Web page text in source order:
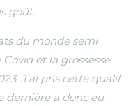
goût.
du monde semi
et la grossesse
J’ai pris cette qualif
dernière a donc eu